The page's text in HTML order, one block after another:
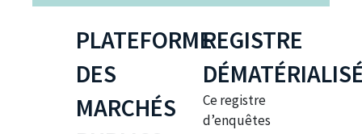
PLATEFORME
DES
MARCHÉS
REGISTRE
Ce registre
d’enquêtes